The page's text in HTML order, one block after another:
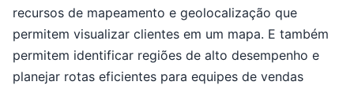
recursos de mapeamento e geolocalização que
permitem visualizar clientes em um mapa. E também
permitem identificar regiões de alto desempenho e
planejar rotas eficientes para equipes de vendas